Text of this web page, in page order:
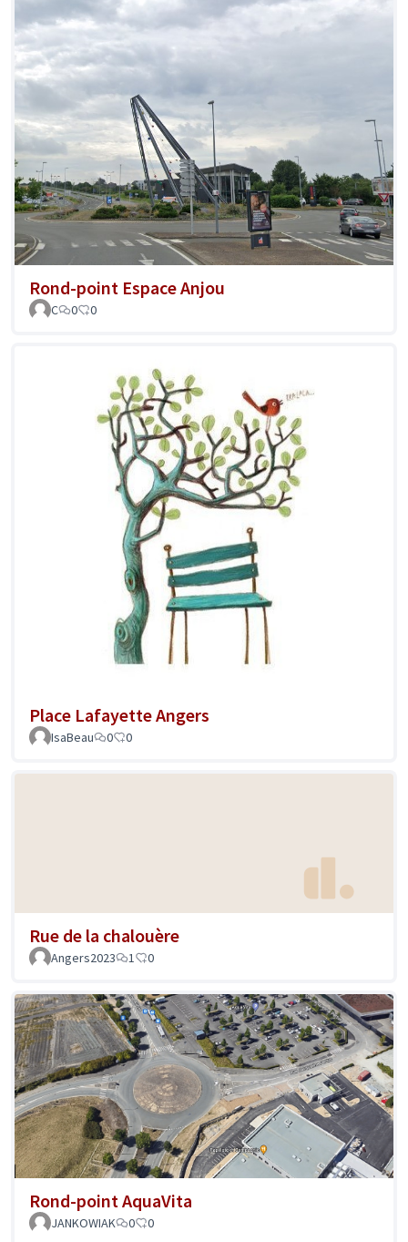
Rond-point Espace Anjou
C 0 0
Place Lafayette Angers
IsaBeau 0 0
Rue de la chalouère
Angers2023 1 0
Rond-point AquaVita
JANKOWIAK 0 0